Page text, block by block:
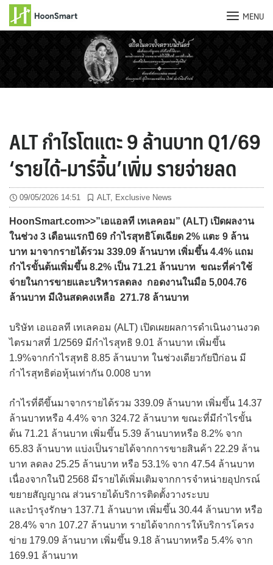
MENU
ALT กำไรโตแตะ 9 ล้านบาท Q1/69
‘รายได้-มาร์จิ้น’เพิ่ม รายจ่ายลด
09/05/2026 14:51 ALT, Exclusive News
HoonSmart.com>>”เอแอลที เทเลคอม” (ALT) เปิดผลงาน
ในช่วง 3 เดือนแรกปี 69 กำไรสุทธิโตเฉียด 2% แตะ 9 ล้าน
บาท มาจากรายได้รวม 339.09 ล้านบาท เพิ่มขึ้น 4.4% แถม
กำไรขั้นต้นเพิ่มขึ้น 8.2% เป็น 71.21 ล้านบาท ขณะที่ค่าใช้
จ่ายในการขายและบริหารลดลง กอดงานในมือ 5,004.76
ล้านบาท มีเงินสดคงเหลือ 271.78 ล้านบาท
บริษัท เอแอลที เทเลคอม (ALT) เปิดเผยผลการดำเนินงานงวด
ไตรมาสที่ 1/2569 มีกำไรสุทธิ 9.01 ล้านบาท เพิ่มขึ้น
1.9%จากกำไรสุทธิ 8.85 ล้านบาท ในช่วงเดียวกัยปีก่อน มี
กำไรสุทธิต่อหุ้นเท่ากัน 0.008 บาท
กำไรที่ดีขึ้นมาจากรายได้รวม 339.09 ล้านบาท เพิ่มขึ้น 14.37
ล้านบาทหรือ 4.4% จาก 324.72 ล้านบาท ขณะที่มีกำไรขั้น
ต้น 71.21 ล้านบาท เพิ่มขึ้น 5.39 ล้านบาทหรือ 8.2% จาก
65.83 ล้านบาท แบ่งเป็นรายได้จากการขายสินค้า 22.29 ล้าน
บาท ลดลง 25.25 ล้านบาท หรือ 53.1% จาก 47.54 ล้านบาท
เนื่องจากในปี 2568 มีรายได้เพิ่มเติมจากการจำหน่ายอุปกรณ์
ขยายสัญญาณ ส่วนรายได้บริการติดตั้งวางระบบ
และบำรุงรักษา 137.71 ล้านบาท เพิ่มขึ้น 30.44 ล้านบาท หรือ
28.4% จาก 107.27 ล้านบาท รายได้จากการให้บริการโครง
ข่าย 179.09 ล้านบาท เพิ่มขึ้น 9.18 ล้านบาทหรือ 5.4% จาก
169.91 ล้านบาท